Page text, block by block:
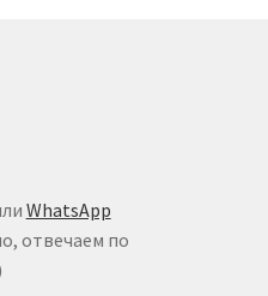
WhatsApp
отвечаем по